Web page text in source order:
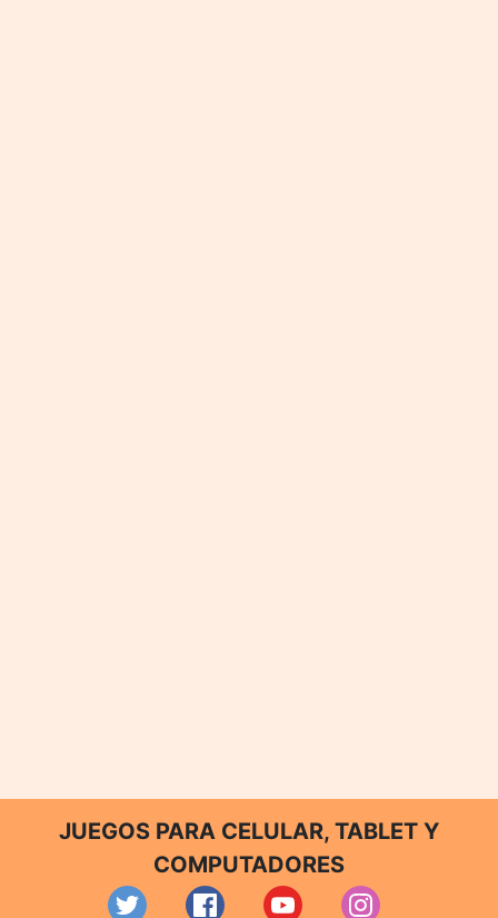
JUEGOS PARA CELULAR, TABLET Y
COMPUTADORES